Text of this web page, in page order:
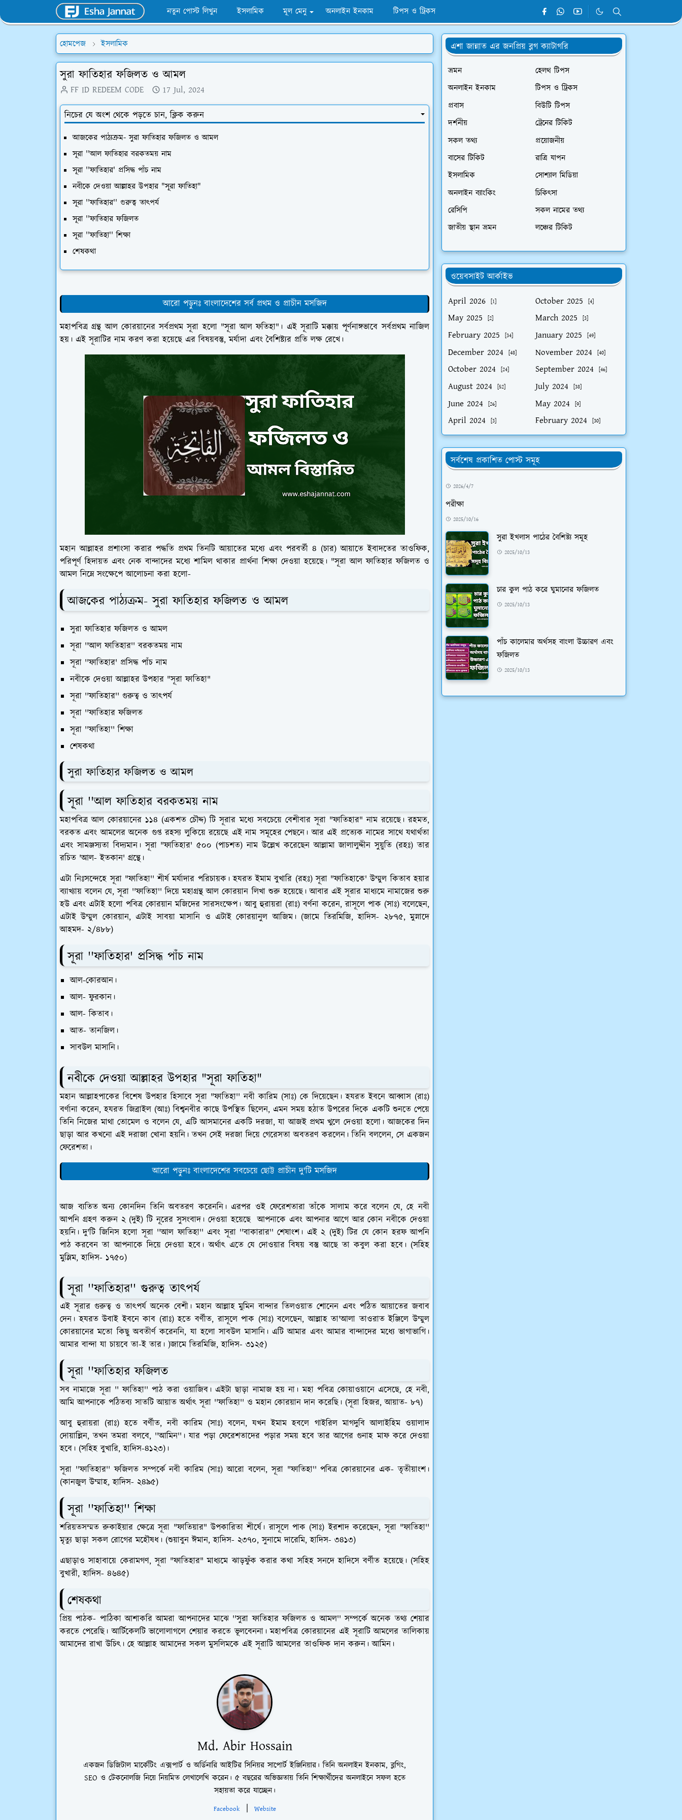
নতুন পোস্ট লিখুন ইসলামিক মূল মেনু অনলাইন ইনকাম টিপস ও ট্রিকস
হোমপেজ ইসলামিক
সুরা ফাতিহার ফজিলত ও আমল
FF ID REDEEM CODE 17 Jul, 2024
নিচের যে অংশ থেকে পড়তে চান, ক্লিক করুন
আজকের পাঠ্যক্রম- সুরা ফাতিহার ফজিলত ও আমল
সূরা ''আল ফাতিহার বরকতময় নাম
সূরা ''ফাতিহার' প্রসিদ্ধ পাঁচ নাম
নবীকে দেওয়া আল্লাহর উপহার "সূরা ফাতিহা"
সূরা ''ফাতিহার'' গুরুত্ব তাৎপর্য
সূরা ''ফাতিহার ফজিলত
সূরা ''ফাতিহা'' শিক্ষা
শেষকথা
আরো পড়ুনঃ বাংলাদেশের সর্ব প্রথম ও প্রাচীন মসজিদ
মহাপবিত্র গ্রন্থ আল কোরয়ানের সর্বপ্রথম সূরা হলো "সূরা আল ফতিহা"। এই সূরাটি মক্কায় পূর্ণনাঙ্গভাবে সর্বপ্রথম নাজিল
হয়। এই সূরাটির নাম করণ করা হয়েছে এর বিষয়বস্তু, মর্যাদা এবংবৈশিষ্ট্যর প্রতি লক্ষ রেখে।
মহান আল্লাহর প্রশাংসা করার পদ্ধতি প্রথম তিনটি আয়াতের মধ্যে এবং পরবর্তী ৪ (চার) আয়াতে ইবাদতের তাওফিক,
পরিপূর্ণ হিদায়ত এবং নেক বান্দাদের মধ্যে শামিল থাকার প্রার্থনা শিক্ষা দেওয়া হয়েছে। "সূরা আল ফাতিহার ফজিলত ও
আমল নিম্নে সংক্ষেপে আলোচনা করা হলো-
আজকের পাঠ্যক্রম- সুরা ফাতিহার ফজিলত ও আমল
সুরা ফাতিহার ফজিলত ও আমল
সূরা ''আল ফাতিহার'' বরকতময় নাম
সূরা ''ফাতিহার' প্রসিদ্ধ পাঁচ নাম
নবীকে দেওয়া আল্লাহর উপহার "সূরা ফাতিহা"
সূরা ''ফাতিহার'' গুরুত্ব ওতাৎপর্য
সূরা ''ফাতিহার ফজিলত
সূরা ''ফাতিহা'' শিক্ষা
শেষকথা
সুরা ফাতিহার ফজিলত ও আমল
সূরা ''আল ফাতিহার বরকতময় নাম
মহাপবিত্র আল কোরয়ানের ১১৪ (একশত চৌদ্দ) টি সূরার মধ্যে সবচেয়ে বেশীবার সূরা "ফাতিহার" নাম রয়েছে। রহমত,
বরকত এবং আমলের অনেক গুপ্ত রহস্য লুকিয়ে রয়েছে এই নাম সমূহের পেছনে। আর এই প্রত্যেক নামের সাথে যথার্থতা
এবং সামঞ্জস্যতা বিদ্যমান। সূরা "ফাতিহার' ৫০০ (পাচশত) নাম উল্লেখ করেছেন আল্লামা জালালুদ্দীন সুয়ুতি (রহঃ) তার
রচিত 'আল- ইতকান' গ্রন্থে।
এটা নিঃসন্দেহে সূরা "ফাতিহা'' শীর্ষ মর্যাদার পরিচায়ক। হযরত ইমাম বুখারি (রহঃ) সূরা "ফাতিহাকে' উম্মুল কিতাব হয়ার
ব্যাখ্যায় বলেন যে, সূরা ''ফাতিহা'' দিয়ে মহাগ্রন্থ আল কোরয়ান লিখা শুরু হয়েছে। আবার এই সূরার মাধ্যমে নামাজের শুরু
হউ এবং এটাই হলো পবিত্র কোরয়ান মজিদের সারসংক্ষেপ। আবু হুরায়রা (রাঃ) বর্ণনা করেন, রাসূলে পাক (সাঃ) বলেছেন,
এটাই উম্মুল কোরয়ান, এটাই সাবয়া মাসানি ও এটাই কোরয়ানুল আজিম। (জামে তিরমিজি, হাদিস- ২৮৭৫, মুস্নাদে
আহমদ- ২/৪৮৮)
সূরা ''ফাতিহার' প্রসিদ্ধ পাঁচ নাম
আল-কোরআন।
আল- ফুরকান।
আল- কিতাব।
আত- তানজিল।
সাবউল মাসানি।
নবীকে দেওয়া আল্লাহর উপহার "সূরা ফাতিহা"
মহান আল্লাহপাকের বিশেষ উপহার হিসাবে সূরা "ফাতিহা'' নবী কারিম (সাঃ) কে দিয়েছেন। হযরত ইবনে আব্বাস (রাঃ)
বর্ণানা করেন, হযরত জিব্রাইল (আঃ) বিশ্বনবীর কাছে উপস্থিত ছিলেন, এমন সময় হঠাত উপরের দিকে একটি শুনতে পেয়ে
তিনি নিজের মাথা তোমেল ও বলেন যে, এটি আসমানের একটি দরজা, যা আজই প্রথম খুলে দেওয়া হলো। আজকের দিন
ছাড়া আর কখনো এই দরাজা খোনা হয়নি। তখন সেই দরজা দিয়ে গেরেসতা অবতরণ করলেন। তিনি বললেন, সে একজন
ফেরেশতা।
আরো পড়ুনঃ বাংলাদেশের সবচেয়ে ছোট্ট প্রাচীন দু'টি মসজিদ
আজ ব্যতিত অন্য কোনদিন তিনি অবতরণ করেননি। এরপর ওই ফেরেশতারা তাঁকে সালাম করে বলেন যে, হে নবী
আপনি গ্রহণ করুন ২ (দুই) টি নূরের সুসংবাদ। দেওয়া হয়েছে আপনাকে এবং আপনার আগে আর কোন নবীকে দেওয়া
হয়নি। দু'টি জিনিস হলো সূরা ''আল ফাতিহা'' এবং সূরা ''বাকারার'' শেষাংশ। এই ২ (দুই) টির যে কোন হরফ আপনি
পাঠ করবেন তা আপনাকে দিয়ে দেওয়া হবে। অর্থাৎ এতে যে দোওয়ার বিষয় বস্তু আছে তা কবুল করা হবে। (সহিহ
মুস্লিম, হাদিস- ১৭৫০)
সূরা ''ফাতিহার'' গুরুত্বতাৎপর্য
এই সূরার গুরুত্ব ওতাৎপর্য অনেক বেশী। মহান আল্লাহ মুমিন বান্দার তিলওয়াত শোনেন এবং পঠিত আয়াতের জবাব
দেন। হযরত উবাই ইবনে কাব (রাঃ) হতে বর্ণীত, রাসূলে পাক (সাঃ) বলেছেন, আল্লাহ তা'আলা তাওরাত ইঞ্জিলে উম্মুল
কোরয়ানের মতো কিছু অবতীর্ণ করেননি, যা হলো সাবউল মাসানি। এটি আমার এবং আমার বান্দাদের মধ্যে ভাগাভাগি।
আমার বান্দা যা চায়বে তা-ই তার। )জামে তিরমিজি, হাদিস- ৩১২৫)
সূরা ''ফাতিহার ফজিলত
সব নামাজে সূরা '' ফাতিহা'' পাঠ করা ওয়াজিব। এইটা ছাড়া নামাজ হয় না। মহা পবিত্র কোয়াওয়ানে এসেছে, হে নবী,
আমি আপনাকে পঠিতব্য সাতটি আয়াত অর্থাৎ সূরা ''ফাতিহা'' ও মহান কোরয়ান দান করেছি। (সূরা হিজর, আয়াত- ৮৭)
আবু হুরায়রা (রাঃ) হতে বর্ণীত, নবী কারিম (সাঃ) বলেন, যখন ইমাম হবলে গাইরিল মাগদুবি আলাইহিম ওয়ালাদ
দোয়াল্লিন, তখন তমরা বলবে, ''আমিন''। যার পড়া ফেরেশতাদের পড়ার সময় হবে তার আগের গুনাহ মাফ করে দেওয়া
হবে। (সহিহ বুখারি, হাদিস-৪১২৩)।
সূরা ''ফাতিহার'' ফজিলত সম্পর্কে নবী কারিম (সাঃ) আরো বলেন, সূরা "ফাতিহা'' পবিত্র কোরয়ানের এক-তৃতীয়াংশ।
(কানজুল উম্মাহ, হাদিস- ২৪৯৫)
সূরা ''ফাতিহা'' শিক্ষা
শরিয়তসম্মত রুকাইয়ার ক্ষেত্রে সূরা "ফাতিয়ার" উপকারিতা শীর্ষে। রাসূলে পাক (সাঃ) ইরশাদ করেছেন, সূরা "ফাতিহা''
মৃত্যু ছাড়া সকল রোগের মহৌষধ। (শুয়াবুন ঈমান, হাদিস- ২৩৭০, সুনামে দারেমি, হাদিস- ৩৪১৩)
এছাড়াও সাহাবায়ে কেরামগণ, সূরা "ফাতিহার" মাধ্যমে ঝাড়ফুঁক করার কথা সহিহ সনদে হাদিসে বর্ণীত হয়েছে। (সহিহ
বুখারী, হাদিস- ৪৬৪৫)
শেষকথা
প্রিয় পাঠক- পাঠিকা আশাকরি আমরা আপনাদের মাঝে ''সুরা ফাতিহার ফজিলত ও আমল'' সম্পর্কে অনেক তথ্য শেয়ার
করতে পেরেছি। আর্টিকেলটি ভালোলাগলে শেয়ার করতে ভূলবেননা। মহাপবিত্র কোরয়ানের এই সূরাটি আমলের তালিকায়
আমাদের রাখা উচিৎ। হে আল্লাহ আমাদের সকল মুসলিমকে এই সূরাটি আমলের তাওফিক দান করুন। আমিন।
Md. Abir Hossain
একজন ডিজিটাল মার্কেটিং এক্সপার্ট ও অর্ডিনারি আইটির সিনিয়র সাপোর্ট ইঞ্জিনিয়ার। তিনি অনলাইন ইনকাম, ব্লগিং,
SEO ও টেকনোলজি নিয়ে নিয়মিত লেখালেখি করেন। ৫ বছরের অভিজ্ঞতায় তিনি শিক্ষার্থীদের অনলাইনে সফল হতে
সহায়তা করে যাচ্ছেন।
Facebook | Website
এশা জান্নাত এর জনপ্রিয় ব্লগ ক্যাটাগরি
ভ্রমন
হেলথ টিপস
অনলাইন ইনকাম
টিপস ও ট্রিকস
প্রবাস
বিউটি টিপস
দর্শনীয়
ট্রেনের টিকিট
সকল তথ্য
প্রয়োজনীয়
বাসের টিকিট
রাত্রি যাপন
ইসলামিক
সোশ্যাল মিডিয়া
অনলাইন ব্যাংকিং
চিকিৎসা
রেসিপি
সকল নামের তথ্য
জাতীয় স্থান ভ্রমন
লঞ্চের টিকিট
ওয়েবসাইট আর্কাইভ
April 2026
[1] October 2025 [4]
May 2025 [2] March 2025 [3]
February 2025 [34] January 2025 [49]
December 2024 [48] November 2024 [40]
October 2024 [24] September 2024 [46]
August 2024 [52] July 2024 [38]
June 2024 [26] May 2024 [9]
April 2024 [3] February 2024 [30]
সর্বশেষ প্রকাশিত পোস্ট সমূহ
2026/4/7
পরীক্ষা
2025/10/16
সুরা ইখলাস পাঠের বৈশিষ্ট্য সমূহ
2025/10/13
চার কুল পাঠ করে ঘুমানোর ফজিলত
2025/10/13
পাঁচ কালেমার অর্থসহ বাংলা উচ্চারণ এবং
ফজিলত
2025/10/13